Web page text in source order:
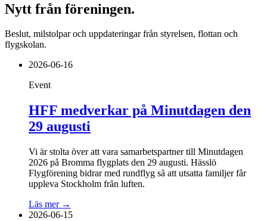
Nytt från föreningen.
Beslut, milstolpar och uppdateringar från styrelsen, flottan och
flygskolan.
2026-06-16
Event
HFF medverkar på Minutdagen den
29 augusti
Vi är stolta över att vara samarbetspartner till Minutdagen
2026 på Bromma flygplats den 29 augusti. Hässlö
Flygförening bidrar med rundflyg så att utsatta familjer får
uppleva Stockholm från luften.
Läs mer →
2026-06-15